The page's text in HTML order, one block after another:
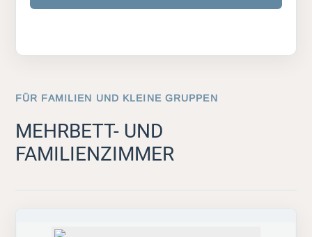
FÜR FAMILIEN UND KLEINE GRUPPEN
MEHRBETT- UND
FAMILIENZIMMER